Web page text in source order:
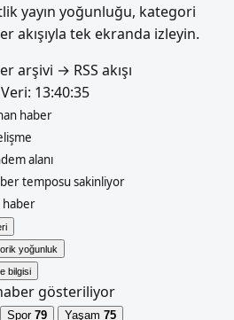
yayın yoğunluğu, kategori
akışıyla tek ekranda izleyin.
arşivi → RSS akışı
Veri: 13:40:35
haber
alanı
temposu sakinliyor
haber
yoğunluk
bilgisi
gösteriliyor
Spor 79 Yaşam 75